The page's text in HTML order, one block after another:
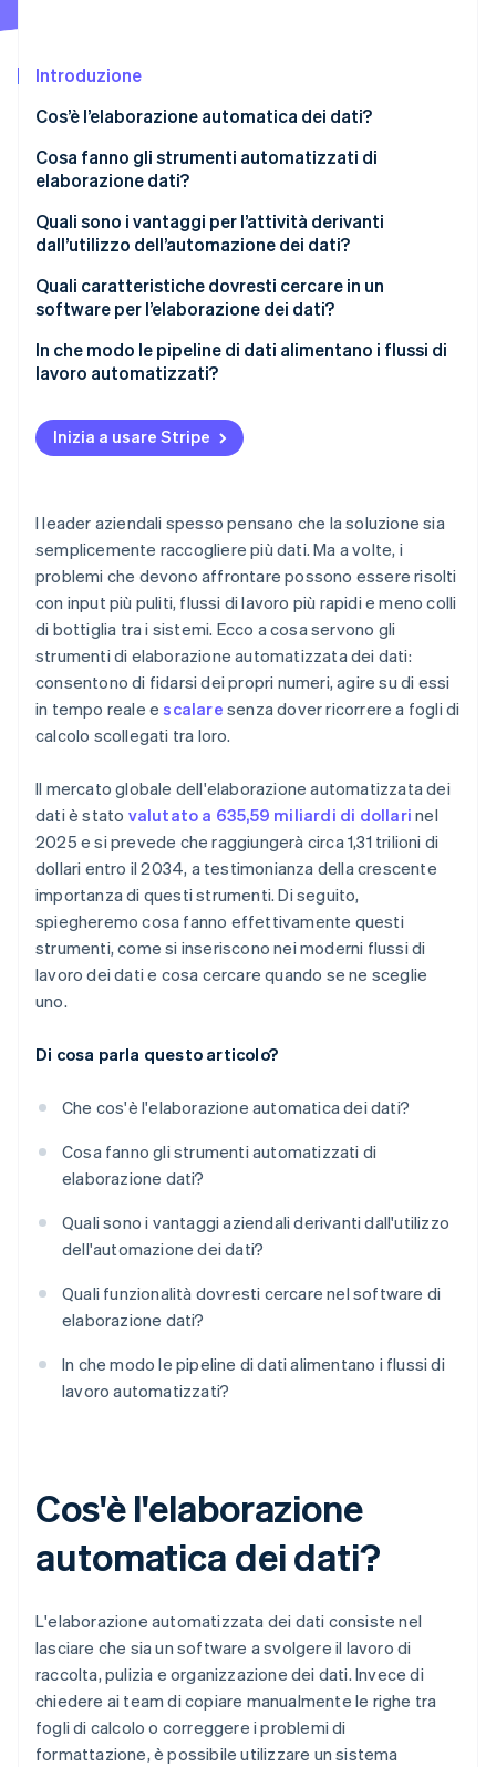
Prevenzione delle frodi
Costituzione di start-up
Climate
Rimozione del carbonio
Identity
Verifica online dell'identità
Stripe Sessions 2026
Scopri come Stripe sta costruendo l'infrastruttura
Stripe App Marketplace
Introduzione
Cos’è l’elaborazione automatica dei dati?
Cosa fanno gli strumenti automatizzati di
elaborazione dati?
Raccolta dati
Integrazione dei dati
Trasformazione dei dati
Emissione e consegna dei dati
Trigger del flusso di lavoro e azioni a valle
Quali sono i vantaggi per l’attività derivanti
dall’utilizzo dell’automazione dei dati?
Esecuzione più rapida
Migliore qualità dei dati
Meno lavoro amministrativo
Processo decisionale più reattivo
Prestazioni elevate su larga scala
Quali caratteristiche dovresti cercare in un
software per l’elaborazione dei dati?
Elaborazione programmata o in tempo reale
Controlli di qualità dei dati integrati
Accessibilità per team non tecnici
Funzionalità di sicurezza robuste
Rapporti ed esportazione facili
In che modo le pipeline di dati alimentano i flussi di
lavoro automatizzati?
Inizia a usare Stripe
I leader aziendali spesso pensano che la soluzione sia
semplicemente raccogliere più dati. Ma a volte, i
problemi che devono affrontare possono essere risolti
con input più puliti, flussi di lavoro più rapidi e meno colli
di bottiglia tra i sistemi. Ecco a cosa servono gli
strumenti di elaborazione automatizzata dei dati:
consentono di fidarsi dei propri numeri, agire su di essi
in tempo reale escalare senza dover ricorrere a fogli di
calcolo scollegati tra loro.
Il mercato globale dell'elaborazione automatizzata dei
dati è stato valutato a 635,59 miliardi di dollari nel
2025 e si prevede che raggiungerà circa 1,31 trilioni di
dollari entro il 2034, a testimonianza della crescente
importanza di questi strumenti. Di seguito,
spiegheremo cosa fanno effettivamente questi
strumenti, come si inseriscono nei moderni flussi di
lavoro dei dati e cosa cercare quando se ne sceglie
uno.
Di cosa parla questo articolo?
Che cos'è l'elaborazione automatica dei dati?
Cosa fanno gli strumenti automatizzati di
elaborazione dati?
Quali sono i vantaggi aziendali derivanti dall'utilizzo
dell'automazione dei dati?
Quali funzionalità dovresti cercare nel software di
elaborazione dati?
In che modo le pipeline di dati alimentano i flussi di
lavoro automatizzati?
Cos'è l'elaborazione
automatica dei dati?
L'elaborazione automatizzata dei dati consiste nel
lasciare che sia un software a svolgere il lavoro di
raccolta, pulizia e organizzazione dei dati. Invece di
chiedere ai team di copiare manualmente le righe tra
fogli di calcolo o correggere i problemi di
formattazione, è possibile utilizzare un sistema